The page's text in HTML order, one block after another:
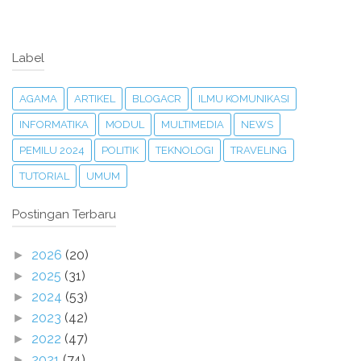
Label
AGAMA ARTIKEL BLOGACR ILMU KOMUNIKASI
INFORMATIKA MODUL MULTIMEDIA NEWS
PEMILU 2024 POLITIK TEKNOLOGI TRAVELING
TUTORIAL UMUM
Postingan Terbaru
► 2026 (20)
► 2025 (31)
► 2024 (53)
► 2023 (42)
► 2022 (47)